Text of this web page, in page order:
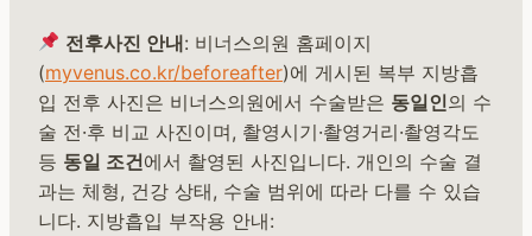
전후사진 안내: 비너스의원 홈페이지
(myvenus.co.kr/beforeafter)에 게시된 복부 지방흡
입 전후 사진은 비너스의원에서 수술받은 동일인의 수
술 전·후 비교 사진이며, 촬영시기·촬영거리·촬영각도
등 동일 조건에서 촬영된 사진입니다. 개인의 수술 결
과는 체형, 건강 상태, 수술 범위에 따라 다를 수 있습
니다. 지방흡입 부작용 안내: